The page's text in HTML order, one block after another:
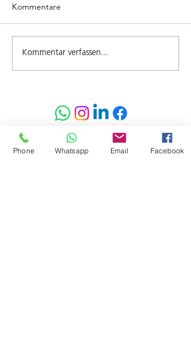
Kommentare
Kommentar verfassen...
Standorte von Compu-Trade
Phone Whatsapp Email Facebook